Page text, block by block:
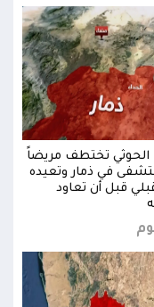
الحوثي تختطف مريضاً
في ذمار وتعيده
قبل أن تعاود